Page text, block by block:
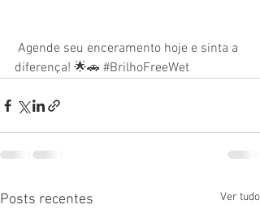
diferença! 🌟🚗 #BrilhoFreeWet
Posts recentes Ver tudo